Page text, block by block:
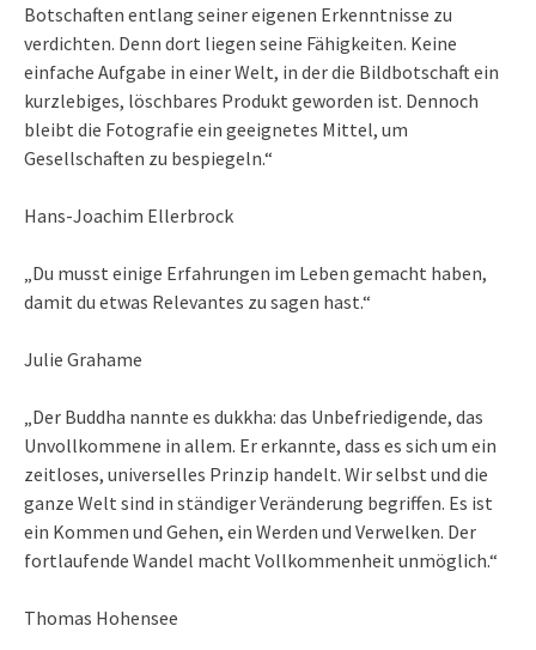
Botschaften entlang seiner eigenen Erkenntnisse zu
verdichten. Denn dort liegen seine Fähigkeiten. Keine
einfache Aufgabe in einer Welt, in der die Bildbotschaft ein
kurzlebiges, löschbares Produkt geworden ist. Dennoch
bleibt die Fotografie ein geeignetes Mittel, um
Gesellschaften zu bespiegeln.“
Hans-Joachim Ellerbrock
„Du musst einige Erfahrungen im Leben gemacht haben,
damit du etwas Relevantes zu sagen hast.“
Julie Grahame
„Der Buddha nannte es dukkha: das Unbefriedigende, das
Unvollkommene in allem. Er erkannte, dass es sich um ein
zeitloses, universelles Prinzip handelt. Wir selbst und die
ganze Welt sind in ständiger Veränderung begriffen. Es ist
ein Kommen und Gehen, ein Werden und Verwelken. Der
fortlaufende Wandel macht Vollkommenheit unmöglich.“
Thomas Hohensee